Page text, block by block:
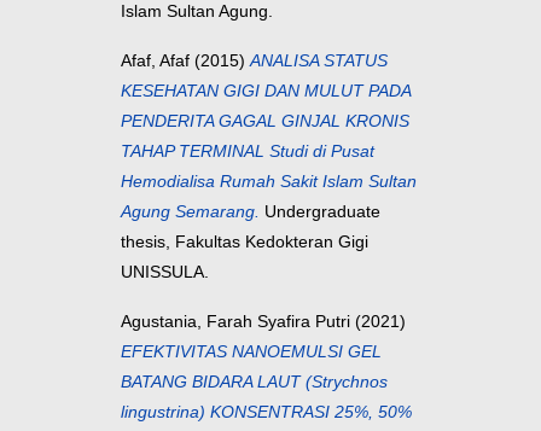
Islam Sultan Agung.
Afaf, Afaf (2015)ANALISA STATUS
KESEHATAN GIGI DAN MULUT PADA
PENDERITA GAGAL GINJAL KRONIS
TAHAP TERMINAL Studi di Pusat
Hemodialisa Rumah Sakit Islam Sultan
Agung Semarang. Undergraduate
thesis, Fakultas Kedokteran Gigi
UNISSULA.
Agustania, Farah Syafira Putri (2021)
EFEKTIVITAS NANOEMULSI GEL
BATANG BIDARA LAUT (Strychnos
lingustrina) KONSENTRASI 25%, 50%